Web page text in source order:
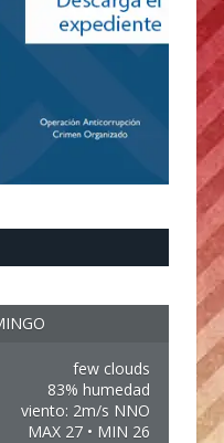
few clouds
83% humedad
viento: 2m/s NNO
MAX 27 • MIN 26